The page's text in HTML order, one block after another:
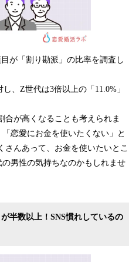
が「割り勘派」の比率を調査し
、Z世代は3倍以上の「11.0%」
合が高くなることも考えられま
恋愛にお金を使いたくない」と
んあって、お金を使いたいとこ
男性の気持ちなのかもしれませ
半数以上！SNS慣れしているの